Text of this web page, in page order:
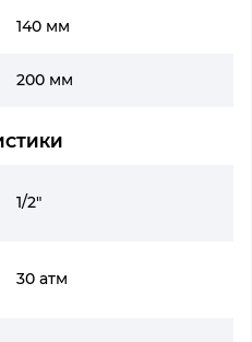
140 мм
200 мм
1/2"
30 атм